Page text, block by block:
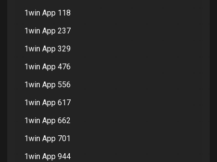
1win App 118
1win App 237
1win App 329
1win App 476
1win App 556
1win App 617
1win App 662
1win App 701
1win App 944